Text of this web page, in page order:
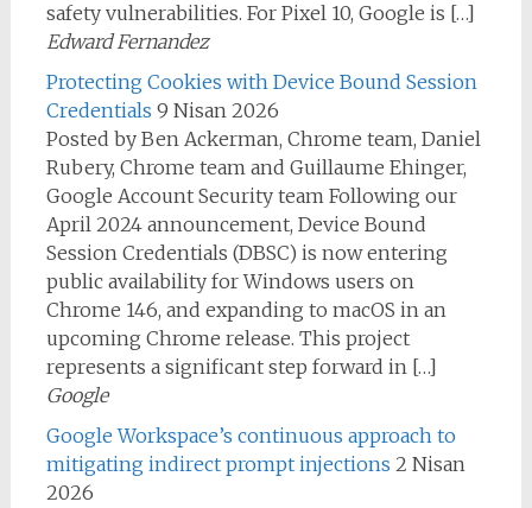
safety vulnerabilities. For Pixel 10, Google is […]
Edward Fernandez
Protecting Cookies with Device Bound Session
Credentials 9 Nisan 2026
Posted by Ben Ackerman, Chrome team, Daniel
Rubery, Chrome team and Guillaume Ehinger,
Google Account Security team Following our
April 2024 announcement, Device Bound
Session Credentials (DBSC) is now entering
public availability for Windows users on
Chrome 146, and expanding to macOS in an
upcoming Chrome release. This project
represents a significant step forward in […]
Google
Google Workspace’s continuous approach to
mitigating indirect prompt injections 2 Nisan
2026